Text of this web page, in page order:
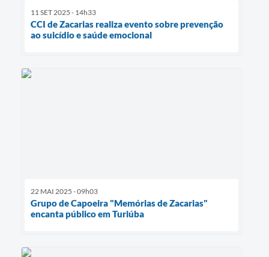
11 SET 2025 - 14h33
CCI de Zacarias realiza evento sobre prevenção
ao suicídio e saúde emocional
22 MAI 2025 - 09h03
Grupo de Capoeira "Memórias de Zacarias"
encanta público em Turiúba